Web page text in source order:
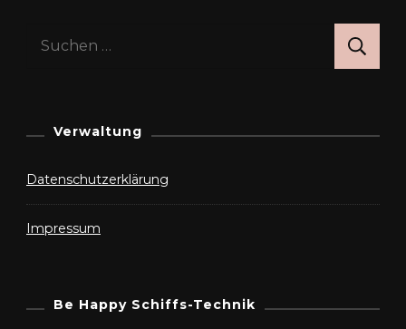
Suchen
Verwaltung
Datenschutzerklärung
Impressum
Be Happy Schiffs-Technik